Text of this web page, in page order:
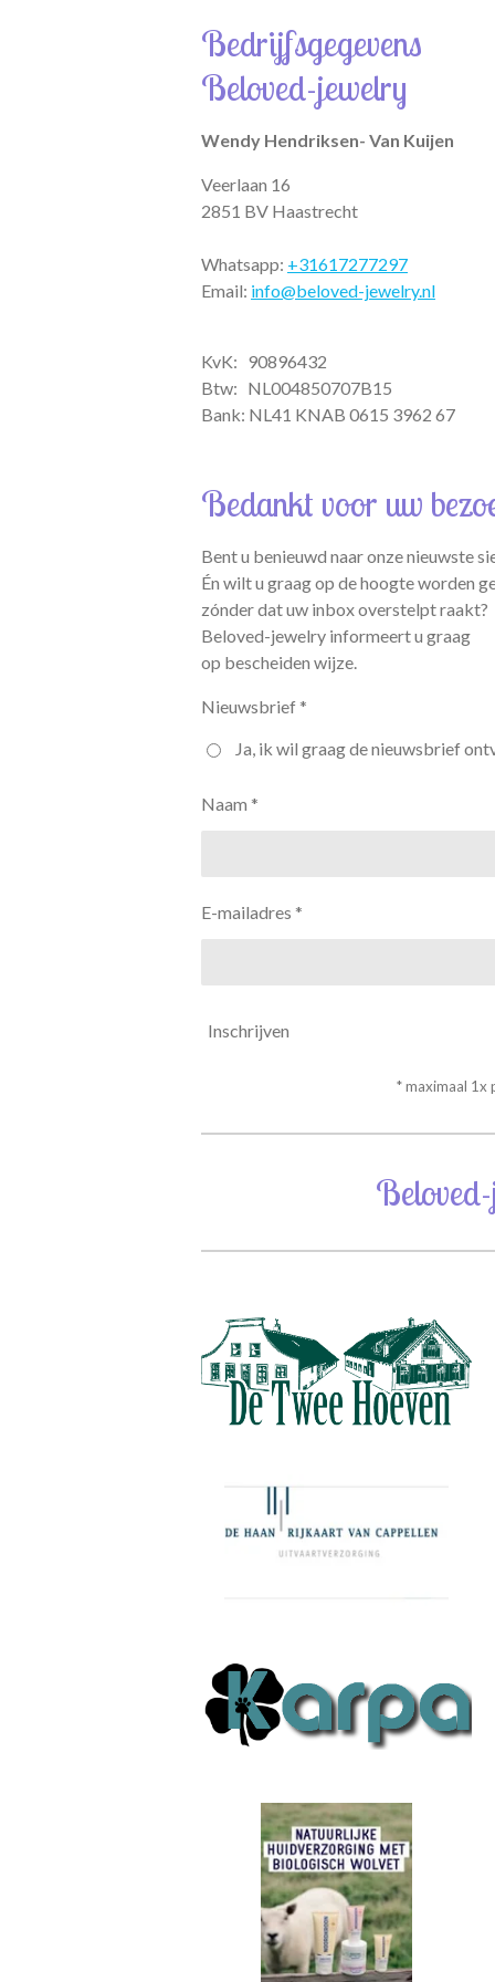
s
A
p
p
a
g
r
a
b
o
o
k
Bedrijfsgegevens
Beloved-jewelry
Wendy Hendriksen- Van Kuijen
Veerlaan 16
2851 BV Haastrecht
Whatsapp: +31617277297
Email: info@beloved-jewelry.nl
KvK: 90896432
Btw: NL004850707B15
Bank: NL41 KNAB 0615 3962 67
Bedankt voor uw
Bent u benieuwd naar onze nieuwste
Én wilt u graag op de hoogte worden
zónder dat uw inbox overstelpt raakt?
Beloved-jewelry informeert u graag
op bescheiden wijze.
Nieuwsbrief *
Ja, ik wil graag de nieuwsbrief
Naam *
E-mailadres *
Inschrijven
* maximaal 1x